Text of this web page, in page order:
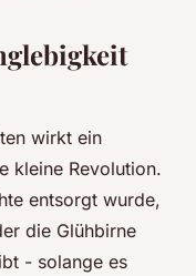
wirkt ein
kleine Revolution.
entsorgt wurde,
die Glühbirne
- solange es